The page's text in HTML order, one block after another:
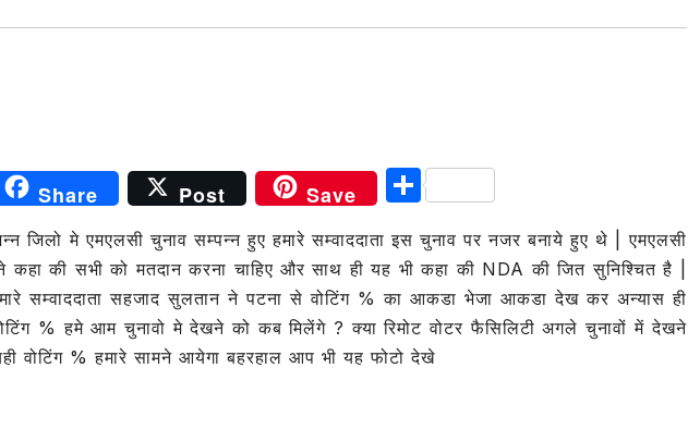
Share Post Save
S
ar
e
जिलो मे एमएलसी चुनाव सम्पन्न हुए हमारे सम्वाददाता इस चुनाव पर नजर बनाये हुए थे | एमएलसी
कहा की सभी को मतदान करना चाहिए और साथ ही यह भी कहा की NDA की जित सुनिश्चित है |
सम्वाददाता सहजाद सुलतान ने पटना से वोटिंग % का आकडा भेजा आकडा देख कर अन्यास ही
% हमे आम चुनावो मे देखने को कब मिलेंगे ? क्या रिमोट वोटर फैसिलिटी अगले चुनावों में देखने
वोटिंग % हमारे सामने आयेगा बहरहाल आप भी यह फोटो देखे